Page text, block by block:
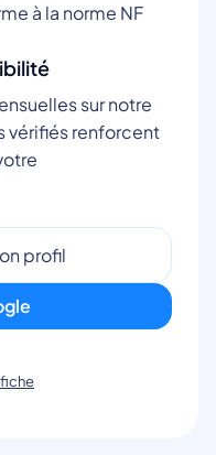
à la norme NF
sur notre
vérifiés renforcent
profil